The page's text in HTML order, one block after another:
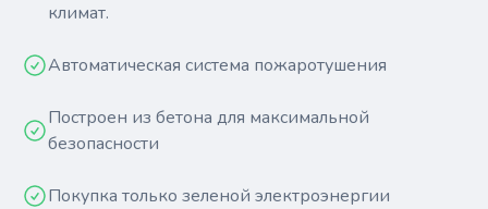
климат.
Автоматическая система пожаротушения
Построен из бетона для максимальной
безопасности
Покупка только зеленой электроэнергии